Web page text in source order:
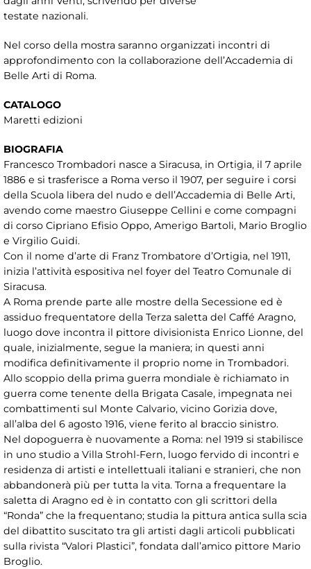
testate nazionali.
Nel corso della mostra saranno organizzati incontri di
approfondimento con la collaborazione dell’Accademia di
Belle Arti di Roma.
CATALOGO
Maretti edizioni
BIOGRAFIA
Francesco Trombadori nasce a Siracusa, in Ortigia, il 7 aprile
1886 e si trasferisce a Roma verso il 1907, per seguire i corsi
della Scuola libera del nudo e dell’Accademia di Belle Arti,
avendo come maestro Giuseppe Cellini e come compagni
di corso Cipriano Efisio Oppo, Amerigo Bartoli, Mario Broglio
e Virgilio Guidi.
Con il nome d’arte di Franz Trombatore d’Ortigia, nel 1911,
inizia l’attività espositiva nel foyer del Teatro Comunale di
Siracusa.
A Roma prende parte alle mostre della Secessione ed è
assiduo frequentatore della Terza saletta del Caffé Aragno,
luogo dove incontra il pittore divisionista Enrico Lionne, del
quale, inizialmente, segue la maniera; in questi anni
modifica definitivamente il proprio nome in Trombadori.
Allo scoppio della prima guerra mondiale è richiamato in
guerra come tenente della Brigata Casale, impegnata nei
combattimenti sul Monte Calvario, vicino Gorizia dove,
all’alba del 6 agosto 1916, viene ferito al braccio sinistro.
Nel dopoguerra è nuovamente a Roma: nel 1919 si stabilisce
in uno studio a Villa Strohl-Fern, luogo fervido di incontri e
residenza di artisti e intellettuali italiani e stranieri, che non
abbandonerà più per tutta la vita. Torna a frequentare la
saletta di Aragno ed è in contatto con gli scrittori della
“Ronda” che la frequentano; studia la pittura antica sulla scia
del dibattito suscitato tra gli artisti dagli articoli pubblicati
sulla rivista “Valori Plastici”, fondata dall’amico pittore Mario
Broglio.